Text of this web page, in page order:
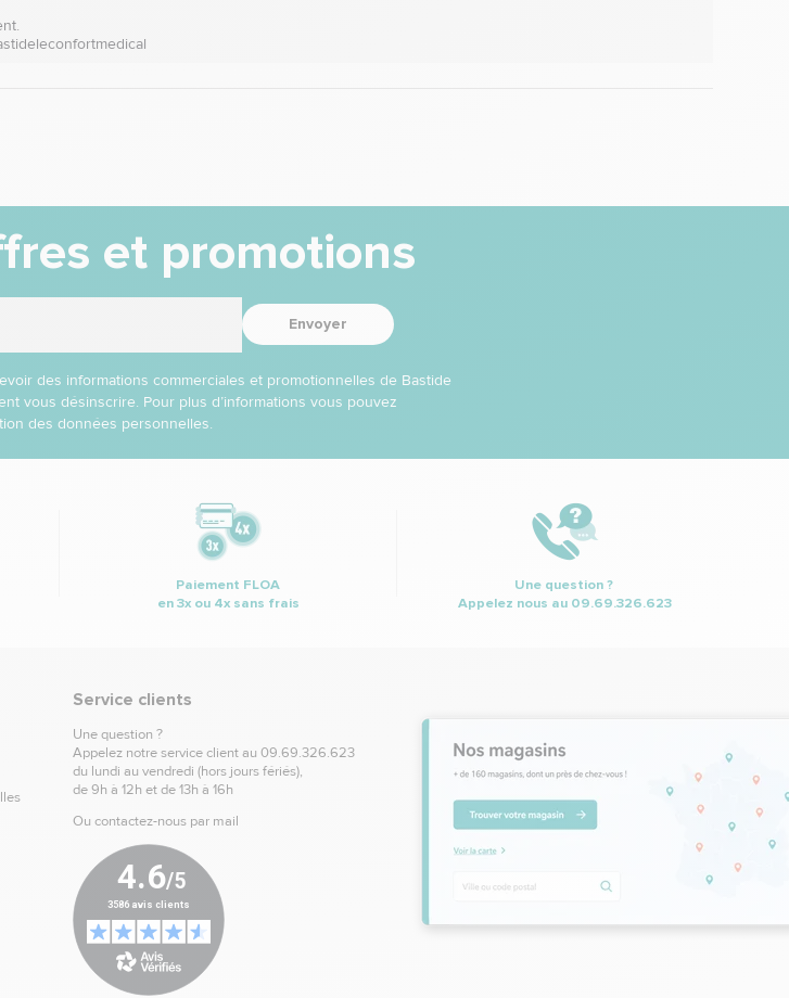
et promotions
Envoyer
des informations commerciales et promotionnelles de Bastide
vous désinscrire. Pour plus d’informations vous pouvez
des données personnelles.
Paiement FLOA
en 3x ou 4x sans frais
Une question ?
Appelez nous au 09.69.326.623
Service clients
Une question ?
Appelez notre service client au 09.69.326.623
du lundi au vendredi (hors jours fériés),
de 9h à 12h et de 13h à 16h
Ou contactez-nous par mail